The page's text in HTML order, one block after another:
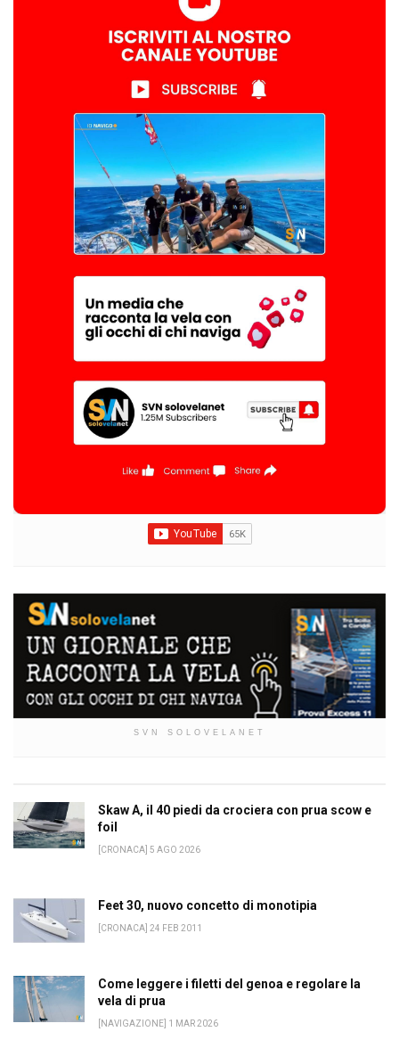
SVN SOLOVELANET
Skaw A, il 40 piedi da crociera con prua scow e
foil
[CRONACA] 5 AGO 2026
Feet 30, nuovo concetto di monotipia
[CRONACA] 24 FEB 2011
Come leggere i filetti del genoa e regolare la
vela di prua
[NAVIGAZIONE] 1 MAR 2026